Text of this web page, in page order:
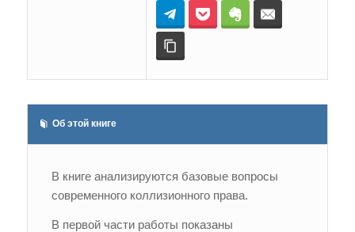
TelegramPocket Evernote
Об этой книге
В книге анализируются базовые вопросы
современного коллизионного права.
В первой части работы показаны